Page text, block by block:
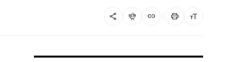
share flutter_dash link print format_size